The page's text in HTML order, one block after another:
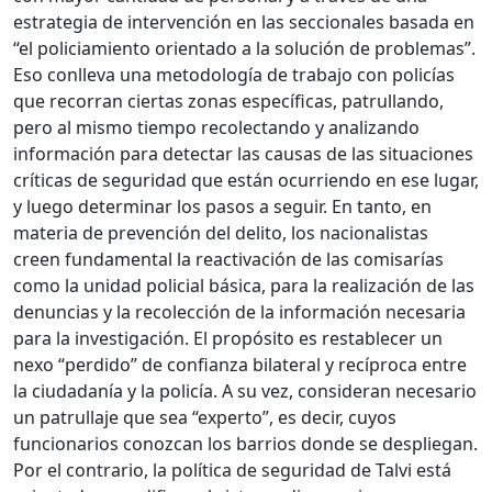
estrategia de intervención en las seccionales basada en
“el policiamiento orientado a la solución de problemas”.
Eso conlleva una metodología de trabajo con policías
que recorran ciertas zonas específicas, patrullando,
pero al mismo tiempo recolectando y analizando
información para detectar las causas de las situaciones
críticas de seguridad que están ocurriendo en ese lugar,
y luego determinar los pasos a seguir. En tanto, en
materia de prevención del delito, los nacionalistas
creen fundamental la reactivación de las comisarías
como la unidad policial básica, para la realización de las
denuncias y la recolección de la información necesaria
para la investigación. El propósito es restablecer un
nexo “perdido” de confianza bilateral y recíproca entre
la ciudadanía y la policía. A su vez, consideran necesario
un patrullaje que sea “experto”, es decir, cuyos
funcionarios conozcan los barrios donde se despliegan.
Por el contrario, la política de seguridad de Talvi está